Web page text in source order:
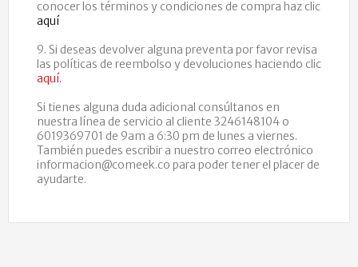
conocer los términos y condiciones de compra haz clic
aquí
9. Si deseas devolver alguna preventa por favor revisa
las políticas de reembolso y devoluciones haciendo clic
aquí.
Si tienes alguna duda adicional consúltanos en
nuestra línea de servicio al cliente 3246148104 o
6019369701 de 9am a 6:30 pm de lunes a viernes.
También puedes escribir a nuestro correo electrónico
informacion@comeek.co para poder tener el placer de
ayudarte.